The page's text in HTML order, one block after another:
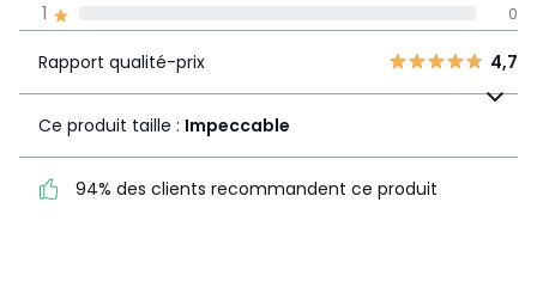
1 0
2 1
3 0
4
5 4,7
recommandent ce produit
1 0
Rapport qualité-prix 4,7
Ce produit taille : Impeccable
94% des clients recommandent ce produit